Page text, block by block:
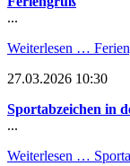
...
Weiterlesen …
27.03.2026 10:30
Sportabzeichen in
...
Weiterlesen …